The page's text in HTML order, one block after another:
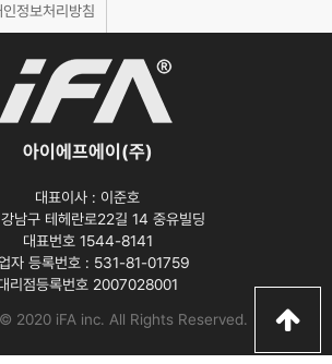
인정보처리방침
아이에프에이(주)
대표이사 : 이준호
남구 테헤란로22길 14 중유빌딩
대표번호 1544-8141
자 등록번호 : 531-81-01759
리점등록번호 2007028001
2020 iFA inc. All Rights Reserved.